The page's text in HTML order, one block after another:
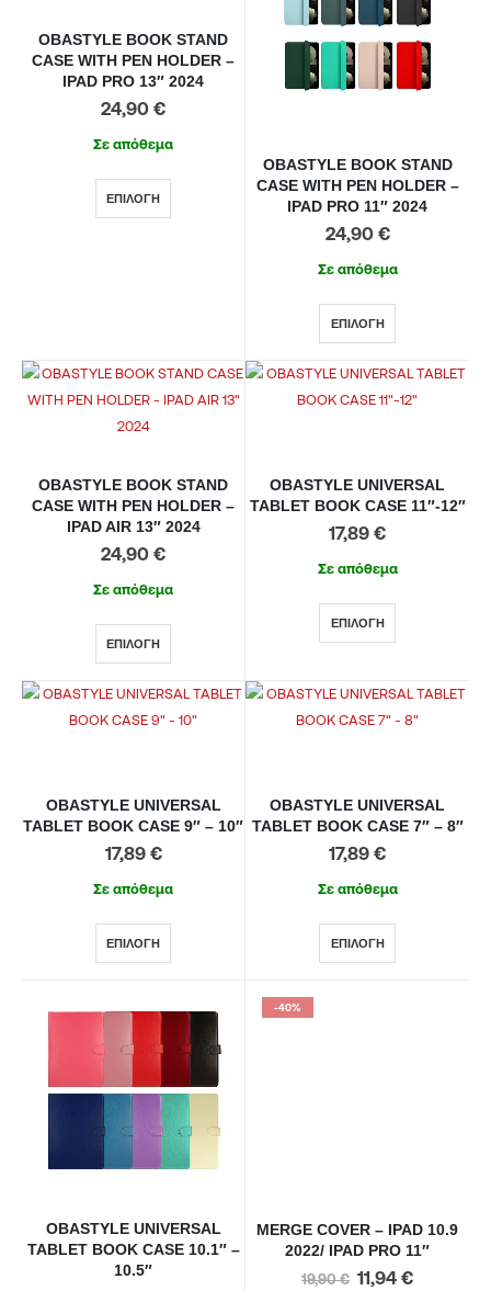
OBASTYLE BOOK STAND
CASE WITH PEN HOLDER –
IPAD PRO 13″ 2024
24,90 €
Σε απόθεμα
ΕΠΙΛΟΓΉ
OBASTYLE BOOK STAND
CASE WITH PEN HOLDER –
IPAD PRO 11″ 2024
24,90 €
Σε απόθεμα
ΕΠΙΛΟΓΉ
OBASTYLE BOOK STAND
CASE WITH PEN HOLDER –
IPAD AIR 13″ 2024
24,90 €
Σε απόθεμα
ΕΠΙΛΟΓΉ
OBASTYLE UNIVERSAL
TABLET BOOK CASE 11″-12″
17,89 €
Σε απόθεμα
ΕΠΙΛΟΓΉ
OBASTYLE UNIVERSAL
TABLET BOOK CASE 9″ – 10″
17,89 €
Σε απόθεμα
ΕΠΙΛΟΓΉ
OBASTYLE UNIVERSAL
TABLET BOOK CASE 7″ – 8″
17,89 €
Σε απόθεμα
ΕΠΙΛΟΓΉ
OBASTYLE UNIVERSAL
TABLET BOOK CASE 10.1″ –
10.5″
-40%
MERGE COVER – IPAD 10.9
2022/ IPAD PRO 11″
19,90€ 11,94 €